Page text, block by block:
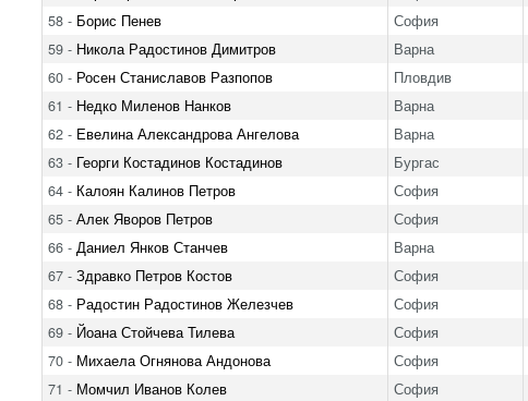
58 - Борис Пенев София
59 - Никола Радостинов Димитров Варна
60 - Росен Станиславов Разпопов Пловдив
61 - Недко Миленов Нанков Варна
62 - Евелина Александрова Ангелова Варна
63 - Георги Костадинов Костадинов Бургас
64 - Калоян Калинов Петров София
65 - Алек Яворов Петров София
66 - Даниел Янков Станчев Варна
67 - Здравко Петров Костов София
68 - Радостин Радостинов Железчев София
69 - Йоана Стойчева Тилева София
70 - Михаела Огнянова Андонова София
71 - Момчил Иванов Колев София